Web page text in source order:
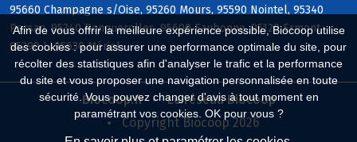
Afin de vous offrir la meilleure expérience possible, Biocoop utilise
des cookies : pour assurer une performance optimale du site, pour
récolter des statistiques afin d'analyser le trafic et la performance
du site et vous proposer une navigation personnalisée en toute
sécurité. Vous pouvez changer d'avis à tout moment en
paramétrant vos cookies. OK pour vous ?
95660 Champagne s/Oise, 95260 Mours, 95590 Nointel, 95340
Persan, 95340 Ronquerolles, 95600 Eaubonne, 95120 Ermont,
95290 L, 95630 Mériel
Biocoop.fr
Le réseau Biocoop
Copyright Biocoop 2026